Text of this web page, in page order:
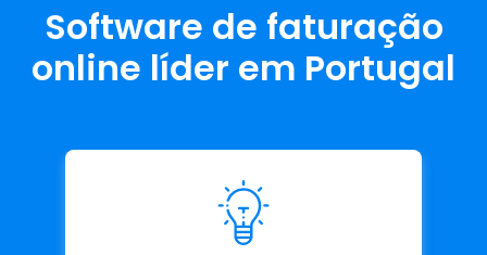
Software de faturação
online líder em Portugal